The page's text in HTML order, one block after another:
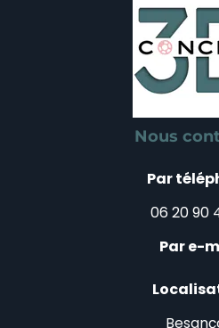
Nous
Par
06 20 90
Par e-